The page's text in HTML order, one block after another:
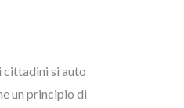
cittadini si auto
un principio di